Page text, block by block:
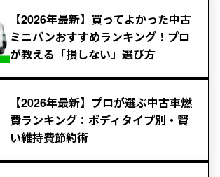
【2026年最新】買ってよかった中古
ミニバンおすすめランキング！プロ
が教える「損しない」選び方
【2026年最新】プロが選ぶ中古車燃
費ランキング：ボディタイプ別・賢
い維持費節約術